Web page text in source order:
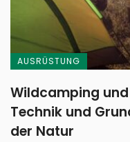
AUSRÜSTUNG
Wildcamping
Technik und
der Natur